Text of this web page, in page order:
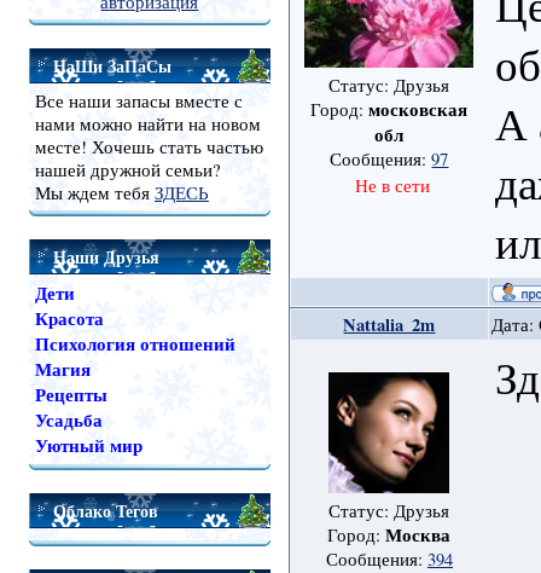
НаШи ЗаПаСы
Все наши запасы вместе с
нами можно найти на новом
месте! Хочешь стать частью
нашей дружной семьи?
Мы ждем тебя ЗДЕСЬ
Наши Друзья
Дети
Красота
Психология отношений
Магия
Рецепты
Усадьба
Уютный мир
Облако Тегов
Статус: Друзья
Город:московская
обл
Сообщения:97
Не в сети
А
Nattalia_2m Дата:
Статус: Друзья
Город:Москва
Сообщения: 394